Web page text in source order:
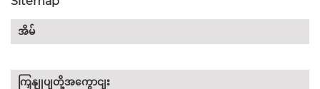
အိမ်
ကြှနျုပျတို့အကွောငျး